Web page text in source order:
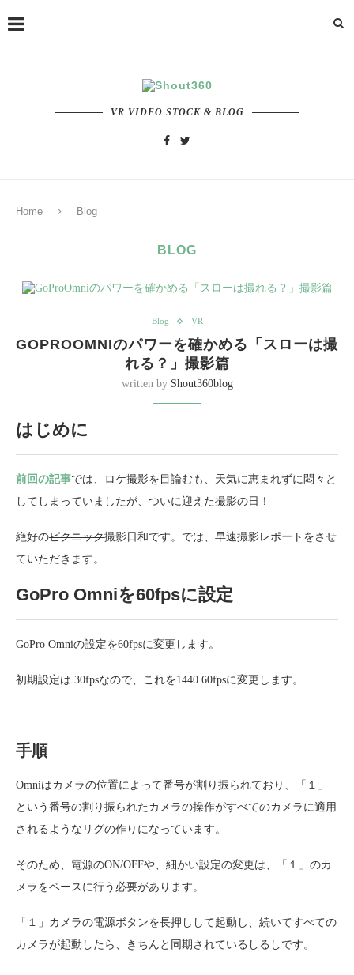
VR VIDEO STOCK & BLOG
Home Blog
BLOG
Blog VR
GOPROOMNIのパワーを確かめる「スローは撮
れる？」撮影篇
written by Shout360blog
はじめに
前回の記事では、ロケ撮影を目論むも、天気に恵まれずに悶々と
してしまっていましたが、ついに迎えた撮影の日！
絶好のピクニック撮影日和です。では、早速撮影レポートをさせ
ていただきます。
GoPro Omniを60fpsに設定
GoPro Omniの設定を60fpsに変更します。
初期設定は 30fpsなので、これを1440 60fpsに変更します。
手順
Omniはカメラの位置によって番号が割り振られており、「１」
という番号の割り振られたカメラの操作がすべてのカメラに適用
されるようなリグの作りになっています。
そのため、電源のON/OFFや、細かい設定の変更は、「１」のカ
メラをベースに行う必要があります。
「１」カメラの電源ボタンを長押しして起動し、続いてすべての
カメラが起動したら、きちんと同期されているしるしです。